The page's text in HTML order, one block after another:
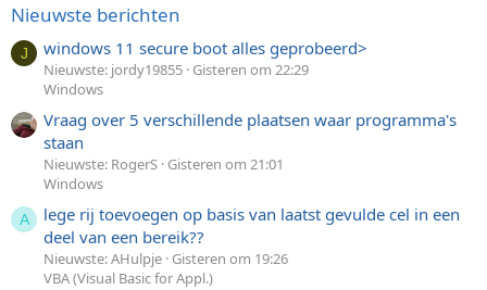
Nieuwste berichten
J windows 11 secure boot alles geprobeerd>
Nieuwste: jordy19855 Gisteren om 22:29
Windows
Vraag over 5 verschillende plaatsen waar programma's
staan
Nieuwste: RogerS Gisteren om 21:01
Windows
A
lege rij toevoegen op basis van laatst gevulde cel in een
deel van een bereik??
Nieuwste: AHulpje Gisteren om 19:26
VBA (Visual Basic for Appl.)